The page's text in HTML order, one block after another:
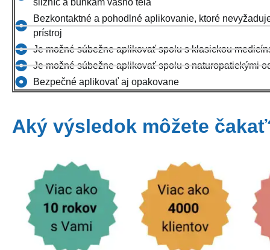
Bezkontaktné a pohodlné aplikovanie, ktoré
prístroj
Je možné súbežne aplikovať spolu s klasickou
Je možné súbežne aplikovať spolu s naturopatickými
Bezpečné aplikovať aj opakovane
Aký výsledok môžete